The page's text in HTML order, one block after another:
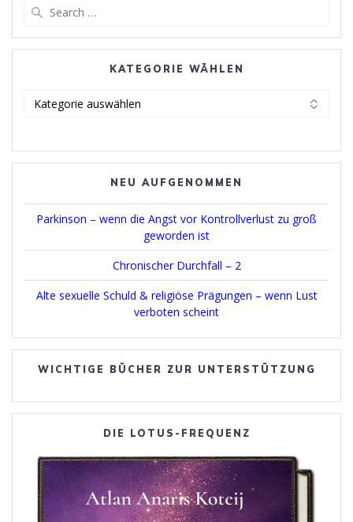
KATEGORIE WÄHLEN
NEU AUFGENOMMEN
Parkinson – wenn die Angst vor Kontrollverlust zu groß
geworden ist
Chronischer Durchfall – 2
Alte sexuelle Schuld & religiöse Prägungen – wenn Lust
verboten scheint
WICHTIGE BÜCHER ZUR UNTERSTÜTZUNG
DIE LOTUS-FREQUENZ